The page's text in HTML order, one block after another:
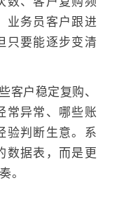
业务员客户跟进
只要能逐步变清
客户稳定复购、
常异常、哪些账
验判断生意。系
数据表，而是更
。